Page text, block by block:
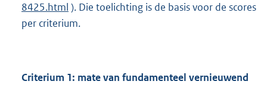
8425.html ). Die toelichting is de basis voor de scores
per criterium.
Criterium 1: mate van fundamenteel vernieuwend